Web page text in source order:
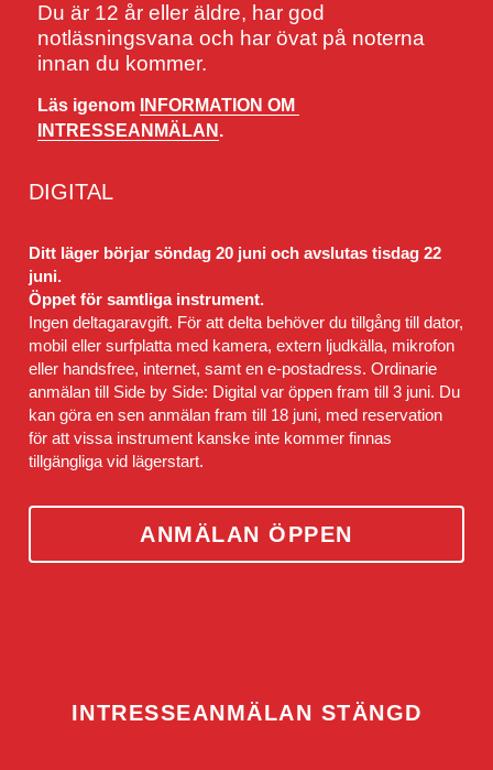
Du är 12 år eller äldre, har god
notläsningsvana och har övat på noterna
innan du kommer.
Läs igenom
INFORMATION OM
INTRESSEANMÄLAN .
DIGITAL
Ditt läger börjar söndag 20 juni och avslutas tisdag 22
juni.
Öppet för samtliga instrument.
Ingen deltagaravgift. För att delta behöver du tillgång till dator,
mobil eller surfplatta med kamera, extern ljudkälla, mikrofon
eller handsfree, internet, samt en e-postadress. Ordinarie
anmälan till Side by Side: Digital var öppen fram till 3 juni. Du
kan göra en sen anmälan fram till 18 juni, med reservation
för att vissa instrument kanske inte kommer finnas
tillgängliga vid lägerstart.
ANMÄLAN ÖPPEN
INTRESSEANMÄLAN STÄNGD